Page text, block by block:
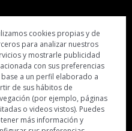
cookies propias y de
para analizar nuestros
y mostrarle publicidad
con sus preferencias
base a un perfil elaborado a
de sus hábitos de
(por ejemplo, páginas
o videos vistos). Puedes
más información y